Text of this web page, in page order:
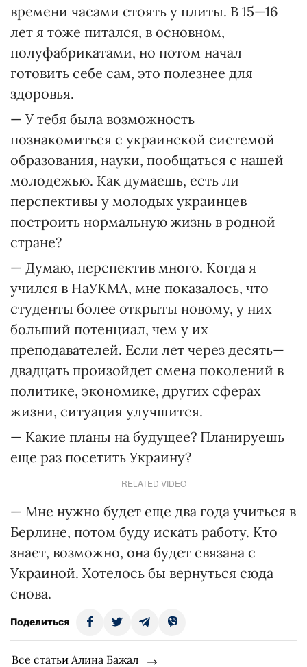
времени часами стоять у плиты. В 15—16
лет я тоже питался, в основном,
полуфабрикатами, но потом начал
готовить себе сам, это полезнее для
здоровья.
— У тебя была возможность
познакомиться с украинской системой
образования, науки, пообщаться с нашей
молодежью. Как думаешь, есть ли
перспективы у молодых украинцев
построить нормальную жизнь в родной
стране?
— Думаю, перспектив много. Когда я
учился в НаУКМА, мне показалось, что
студенты более открыты новому, у них
больший потенциал, чем у их
преподавателей. Если лет через десять—
двадцать произойдет смена поколений в
политике, экономике, других сферах
жизни, ситуация улучшится.
— Какие планы на будущее? Планируешь
еще раз посетить Украину?
RELATED VIDEO
— Мне нужно будет еще два года учиться в
Берлине, потом буду искать работу. Кто
знает, возможно, она будет связана с
Украиной. Хотелось бы вернуться сюда
снова.
Поделиться
Все статьи Алина Бажал